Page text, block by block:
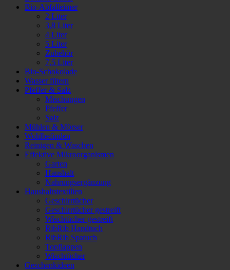
Bio-Abfalleimer
2 Liter
3,8 Liter
4 Liter
5 Liter
Zubehör
7,5 Liter
Bio-Schokolade
Wasser filtern
Pfeffer & Salz
Mischungen
Pfeffer
Salz
Mühlen & Mörser
Wohlbefinden
Reinigen & Waschen
Effektive Mikroorganismen
Garten
Haushalt
Nahrungsergänzung
Haushaltstextilien
Geschirrtücher
Geschirrtücher gestreift
Wischtücher gestreift
RibRib Handtuch
RibRib Spatuch
Topflappen
Wischtücher
Geschenkideen